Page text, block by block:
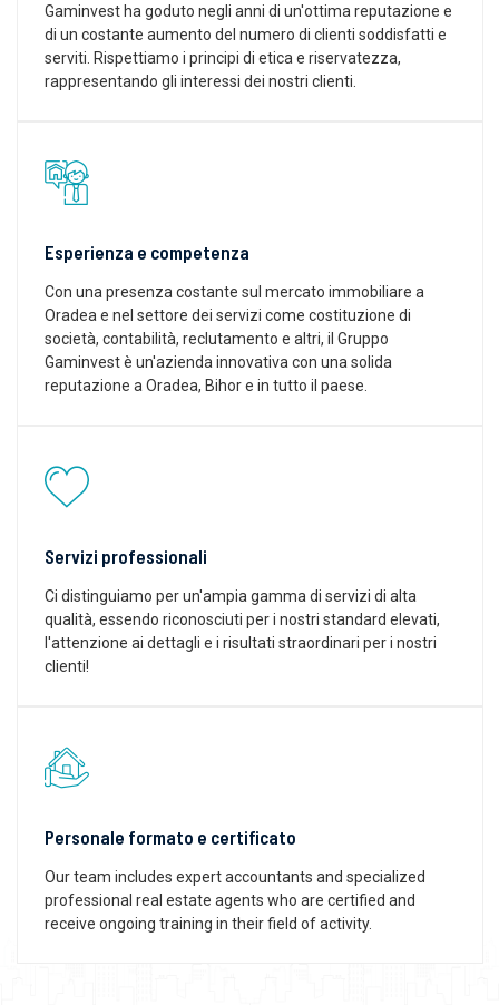
Gaminvest ha goduto negli anni di un'ottima reputazione e
di un costante aumento del numero di clienti soddisfatti e
serviti. Rispettiamo i principi di etica e riservatezza,
rappresentando gli interessi dei nostri clienti.
Esperienza e competenza
Con una presenza costante sul mercato immobiliare a
Oradea e nel settore dei servizi come costituzione di
società, contabilità, reclutamento e altri, il Gruppo
Gaminvest è un'azienda innovativa con una solida
reputazione a Oradea, Bihor e in tutto il paese.
Servizi professionali
Ci distinguiamo per un'ampia gamma di servizi di alta
qualità, essendo riconosciuti per i nostri standard elevati,
l'attenzione ai dettagli e i risultati straordinari per i nostri
clienti!
Personale formato e certificato
Our team includes expert accountants and specialized
professional real estate agents who are certified and
receive ongoing training in their field of activity.